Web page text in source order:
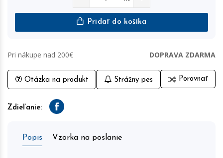
Pridať do košíka
Pri nákupe nad 200€ DOPRAVA ZDARMA
Otázka na produkt Strážny pes Porovnať
Zdieľanie: Facebook
Popis Vzorka na poslanie